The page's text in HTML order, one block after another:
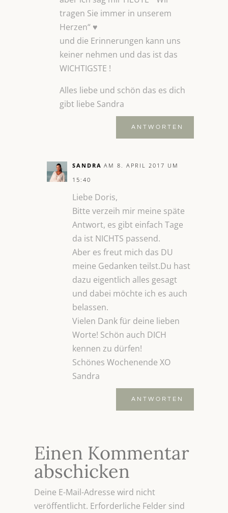
tragen Sie immer in unserem
Herzen“ ♥
und die Erinnerungen kann uns
keiner nehmen und das ist das
WICHTIGSTE !
Alles liebe und schön das es dich
gibt liebe Sandra
ANTWORTEN
SANDRA AM 8. APRIL 2017 UM
15:40
Liebe Doris,
Bitte verzeih mir meine späte
Antwort, es gibt einfach Tage
da ist NICHTS passend.
Aber es freut mich das DU
meine Gedanken teilst.Du hast
dazu eigentlich alles gesagt
und dabei möchte ich es auch
belassen.
Vielen Dank für deine lieben
Worte! Schön auch DICH
kennen zu dürfen!
Schönes Wochenende XO
Sandra
ANTWORTEN
Einen Kommentar
abschicken
Deine E-Mail-Adresse wird nicht
veröffentlicht. Erforderliche Felder sind